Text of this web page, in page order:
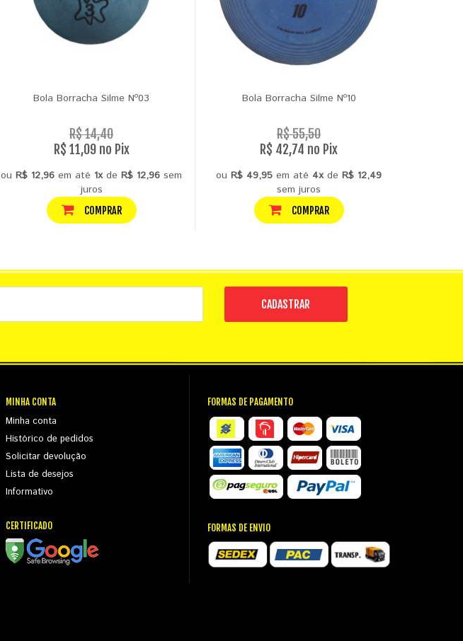
Bola Borracha Silme Nº03
R$ 14,40
R$ 11,09 no Pix
ou R$ 12,96 em até 1xde R$ 12,96 sem
juros
COMPRAR
Bola Borracha Silme Nº10
R$ 55,50
R$ 42,74 no Pix
ou R$ 49,95 em até 4xde R$ 12,49
sem juros
COMPRAR
CADASTRAR
MINHA CONTA
Minha conta
Histórico de pedidos
Solicitar devolução
Lista de desejos
Informativo
CERTIFICADO
FORMAS DE PAGAMENTO
FORMAS DE ENVIO